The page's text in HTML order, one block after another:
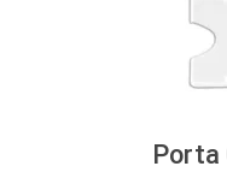
Porta